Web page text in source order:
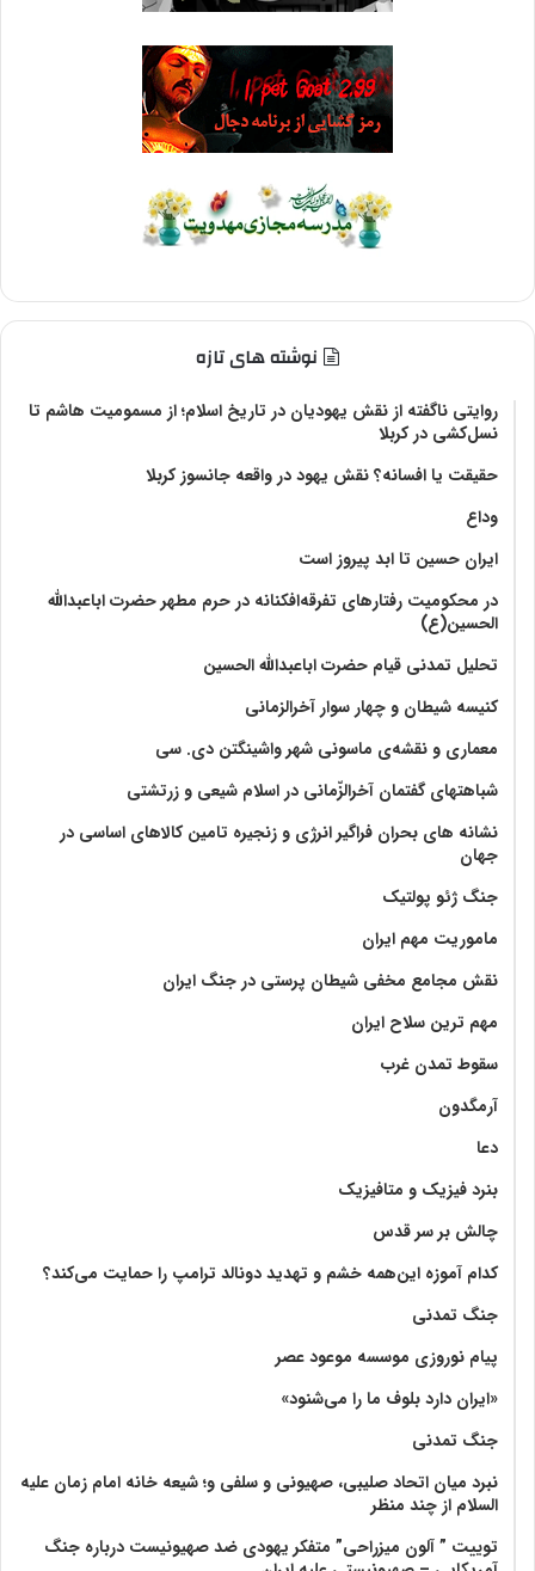
نوشته های تازه
روایتی ناگفته از نقش یهودیان در تاریخ اسلام؛ از مسمومیت هاشم تا
نسل‌کشی در کربلا
حقیقت یا افسانه؟‌ نقش یهود در واقعه جانسوز کربلا
وداع
ایران حسین تا ابد پیروز است
در محکومیت رفتارهای تفرقه‌افکنانه در حرم مطهر حضرت اباعبدالله
الحسین(ع)
تحلیل تمدنی قیام حضرت اباعبدالله الحسین
کنیسه شیطان و چهار سوار آخرالزمانی
معماری و نقشه‌ی ماسونی شهر واشينگتن دی. سی
شباهتهای گفتمان آخر‌الزّمانی در اسلام شیعی و زرتشتی
نشانه های بحران فراگیر انرژی و زنجیره تامین کالاهای اساسی در
جهان
جنگ ژئو پولتیک
ماموریت مهم ایران
نقش مجامع مخفی شیطان پرستی در جنگ ایران
مهم ترین سلاح ایران
سقوط تمدن غرب
آرمگدون
دعا
بنرد فیزیک و متافیزیک
چالش بر سر قدس
کدام آموزه این‌همه خشم و تهدید دونالد ترامپ را حمایت می‌کند؟
جنگ تمدنی
پیام نوروزی موسسه موعود عصر
«ایران دارد بلوف ما را می‌شنود»
جنگ تمدنی
نبرد میان اتحاد صلیبی، صهیونی و سلفی و؛ شیعه خانه امام زمان علیه
السلام از چند منظر
توییت ” آلون میزراحی” متفکر یهودی ضد صهیونیست درباره جنگ